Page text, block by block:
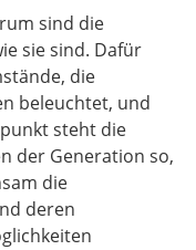
sind die
sie sind. Dafür
die
beleuchtet, und
steht die
der Generation so,
die
deren